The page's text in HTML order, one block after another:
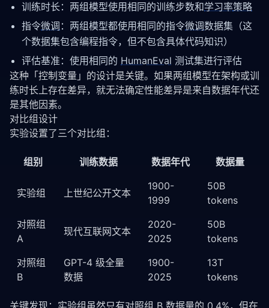
训练时长：两组模型使用相同的训练步数和学习率策略
指令微调 ：两组模型都使用相同的指令微调数据集（这
个数据集包含编程指令，但不包含具体代码知识）
评估基准：使用相同的 HumanEval 测试集进行评估
这种「控制变量」的设计是关键。如果两组模型在架构或训
练时长上存在差异，就无法确定性能差异是来自数据年代还
是其他因素。
对比组设计
实验设置了三个对比组：
组别 训练数据 数据年代 数据量
实验组 上世纪公开文本
1900-
1999
50B
tokens
对照组
A
现代互联网文本
2020-
2025
50B
tokens
对照组
B
GPT-4 级全量
数据
1900-
2025
13T
tokens
关键发现：实验组虽然只有对照组 B 数据量的 0.4%，但在